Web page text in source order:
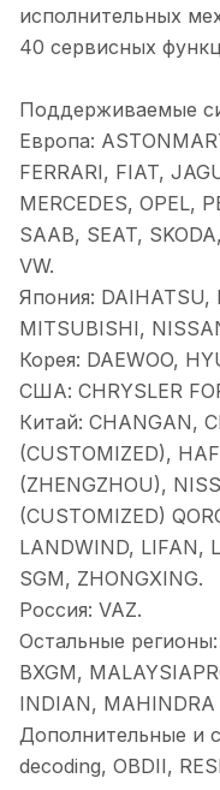
исполнительных
40 сервисных
Поддерживаемые
Европа:
FERRARI, FIAT,
MERCEDES, OPEL,
SAAB, SEAT,
VW.
Япония: DAIHATSU,
MITSUBISHI,
Корея: DAEWOO,
США: CHRYSLER
Китай: CHANGAN,
(CUSTOMIZED),
(ZHENGZHOU),
(CUSTOMIZED)
LANDWIND, LIFAN,
SGM, ZHONGXING.
Россия: VAZ.
Остальные
BXGM,
INDIAN,
Дополнительные и
decoding, OBDII,